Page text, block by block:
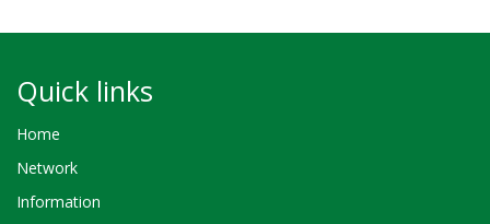
Quick links
Home
Network
Information